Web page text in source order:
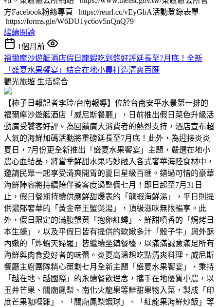
方Facebook粉絲專頁 https://reurl.cc/vEyGbA活動登錄表單
https://forms.gle/W6DU1yc6ov5nQnQ79
繼續閱讀
1個月前
福爾摩沙遊艇酒店假日龍蝦吃到飽好評延長至7月底！全新
「盛夏水果饗宴」結合在地小農打造清爽百匯
觀光旅遊 生活綜合
【柿子日報記者李玲/台南報導】位於台南安平水景第一排的
福爾摩沙遊艇酒店「威尼斯餐廳」，日前推出假日菜色升級活
動廣受饕客好評。為回饋廣大消費者的熱烈支持，酒店宣布超
人氣的海鮮加碼活動將重磅延長至7月底！此外，為迎接炎炎
夏日，7月份更全新推出「盛夏水果饗宴」主題，嚴選在地小
農心血結晶，將當季鮮甜水果巧妙融入各式奢華海陸食材中，
邀請民眾一起享受清爽開胃的夏日星級百匯。錯過可惜的豪華
海鮮陣容將持續陪伴饕客度過整個七月！即日起至7月31日
止，假日餐期持續供應鮮甜爆表的「龍蝦海鮮湯」，平日則提
供濃郁奢華的「黃金帝王蟹煲湯」，頂級滋味無限暢享。此
外，假日限定的滿腹蟹黃「抱卵紅蟳」、鮮甜噴香的「焗烤日
本生蠔」，以及平假日皆有提供的軟嫩多汁「骰子牛」與外酥
內嫩的「炸蝦天婦羅」皆繼續坐鎮餐檯，以滿滿誠意滿足所有
海鮮與肉食愛好者的味蕾。炎夏高溫想吃點清爽料理，威尼斯
餐廳主廚團隊精心策劃七月全新主題「盛夏水果饗宴」，秉持
「越在地、越國際」的永續餐飲理念，攜手在地優質小農，以
玉井芒果、關廟鳳梨、南化火龍果等鮮甜果物入菜，製成「印
度芒果咖哩雞」、「關廟鳳梨蝦球」、「紅龍果海鮮炒飯」等